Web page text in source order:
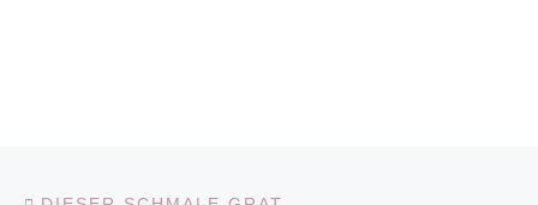
Beitragsnavigation